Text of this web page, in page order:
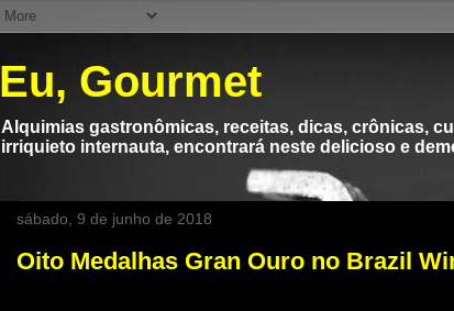
Eu, Gourmet
Alquimias gastronômicas, receitas, dicas, crônicas,
irriquieto internauta, encontrará neste delicioso e
sábado, 9 de junho de 2018
Oito Medalhas Gran Ouro no Brazil